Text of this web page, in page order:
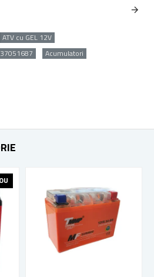
ATV cu GEL 12V
Acumulatori